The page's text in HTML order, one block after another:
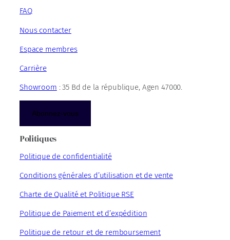
FAQ
Nous contacter
Espace membres
Carrière
Showroom : 35 Bd de la république, Agen 47000.
Abonnez-vous
Politiques
Politique de confidentialité
Conditions générales d’utilisation et de vente
Charte de Qualité et Politique RSE
Politique de Paiement et d’expédition
Politique de retour et de remboursement